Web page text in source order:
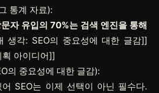
통계 자료):
자 유입의 70%는 검색 엔진을 통해
생각: SEO의 중요성에 대한 글감]]
아이디어]]
의 중요성에 대한 글감):
SEO는 이제 선택이 아닌 필수다.